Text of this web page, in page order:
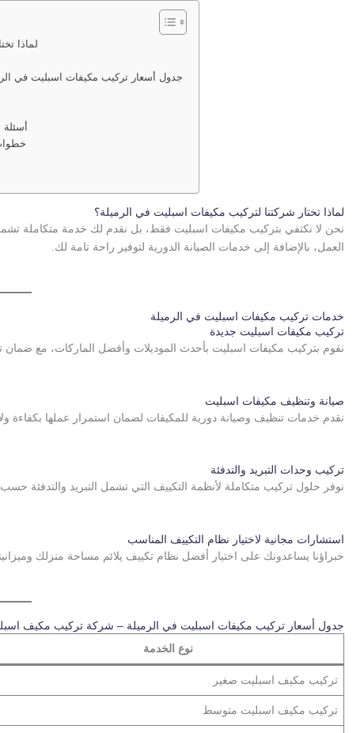
لماذا
جدول أسعار تركيب مكيفات اسبليت في
لماذا تختار شركتنا لتركيب مكيفات اسبليت في الرميلة؟
نحن لا نكتفي بتركيب مكيفات اسبليت فقط، بل نقدم لك خدمة متكاملة
العمل، بالإضافة إلى خدمات الصيانة الدورية لتوفير راحة تامة لك.
خدمات تركيب مكيفات اسبليت في الرميلة
تركيب مكيفات اسبليت جديدة
نقوم بتركيب مكيفات اسبليت بأحدث الموديلات وأفضل الماركات، مع ضمان
صيانة وتنظيف مكيفات اسبليت
نقدم خدمات تنظيف وصيانة دورية للمكيفات لضمان استمرار عملها بكفاءة
تركيب وحدات التبريد والتدفئة
نوفر حلول تركيب متكاملة لأنظمة التكييف التي تشمل التبريد والتدفئة
استشارات مجانية لاختيار نظام التكييف المناسب
خبراؤنا يساعدونك على اختيار أفضل نظام تكييف يلائم مساحة منزلك
جدول أسعار تركيب مكيفات اسبليت في الرميلة – شركة تركيب مكيف
نوع الخدمة
تركيب مكيف اسبليت صغير
تركيب مكيف اسبليت متوسط